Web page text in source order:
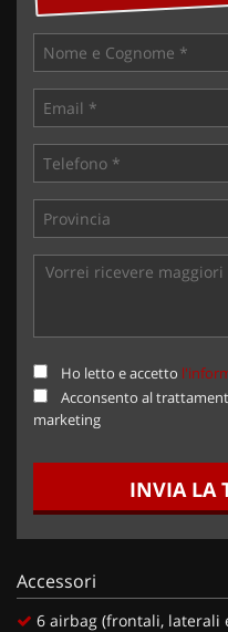
Ho letto e accetto
Acconsento al
marketing
INVIA LA
Accessori
6 airbag (frontali, laterali